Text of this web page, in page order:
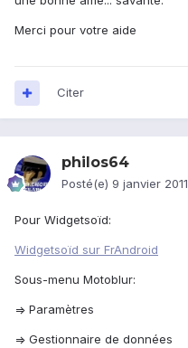
Merci pour votre aide
Citer
philos64
Posté(e) 9 janvier 2011
Pour Widgetsoïd:
Widgetsoïd sur FrAndroid
Sous-menu Motoblur:
=> Paramètres
=> Gestionnaire de données